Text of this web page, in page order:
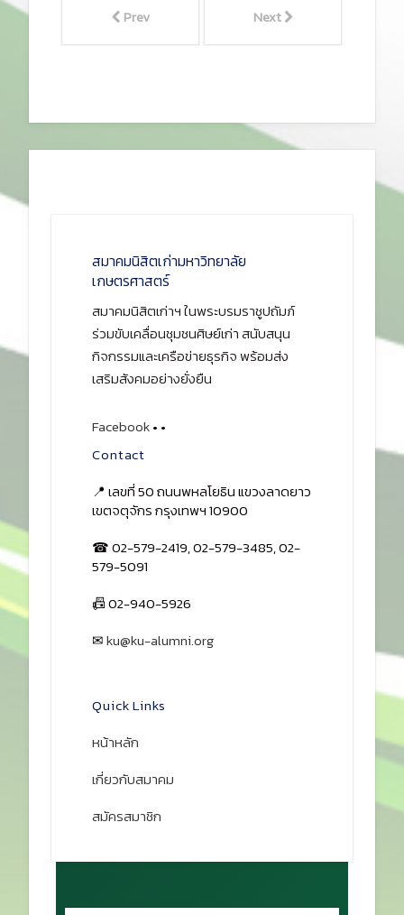
Prev Next
สมาคมนิสิตเก่ามหาวิทยาลัย
เกษตรศาสตร์
สมาคมนิสิตเก่าฯ ในพระบรมราชูปถัมภ์
ร่วมขับเคลื่อนชุมชนศิษย์เก่า สนับสนุน
กิจกรรมและเครือข่ายธุรกิจ พร้อมส่ง
เสริมสังคมอย่างยั่งยืน
Facebook• •
Contact
📍 เลขที่ 50 ถนนพหลโยธิน แขวงลาดยาว
เขตจตุจักร กรุงเทพฯ 10900
☎ 02-579-2419, 02-579-3485, 02-
579-5091
📠 02-940-5926
✉ku@ku-alumni.org
Quick Links
หน้าหลัก
เกี่ยวกับสมาคม
สมัครสมาชิก